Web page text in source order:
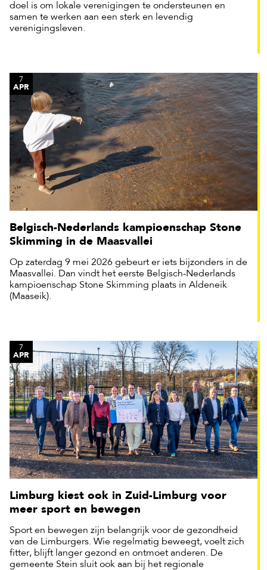
doel is om lokale verenigingen te ondersteunen en
samen te werken aan een sterk en levendig
verenigingsleven.
Belgisch-Nederlands kampioenschap Stone
Skimming in de Maasvallei
7
APR
Op zaterdag 9 mei 2026 gebeurt er iets bijzonders in de
Maasvallei. Dan vindt het eerste Belgisch-Nederlands
kampioenschap Stone Skimming plaats in Aldeneik
(Maaseik).
Limburg kiest ook in Zuid-Limburg voor
meer sport en bewegen
7
APR
Sport en bewegen zijn belangrijk voor de gezondheid
van de Limburgers. Wie regelmatig beweegt, voelt zich
fitter, blijft langer gezond en ontmoet anderen. De
gemeente Stein sluit ook aan bij het regionale